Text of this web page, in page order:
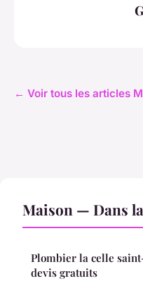
← Voir tous les articles
Maison — Dans
Plombier la celle
devis gratuits